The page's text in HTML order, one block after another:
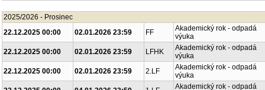
2025/2026 - Prosinec
22.12.2025 00:00
02.01.2026 23:59 FF
Akademický rok - odpadá
výuka
22.12.2025 00:00
02.01.2026 23:59 LFHK
Akademický rok - odpadá
výuka
22.12.2025 00:00
02.01.2026 23:59 2.LF
Akademický rok - odpadá
výuka
Akademický rok - odpadá